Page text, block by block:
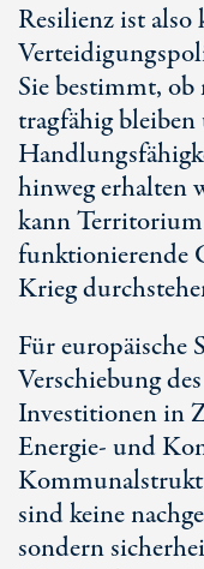
Resilienz ist
Sie bestimmt,
tragfähig
hinweg erhalten
kann
funktionierende
Krieg
Für europäische
Verschiebung
Investitionen in
Energie- und
sind keine
sondern